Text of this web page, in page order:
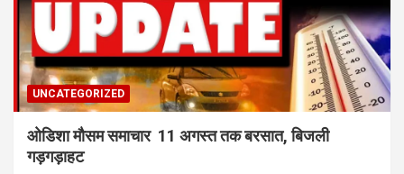
UNCATEGORIZED
ओडिशा मौसम समाचार 11 अगस्त तक बरसात, बिजली
गड़गड़ाहट